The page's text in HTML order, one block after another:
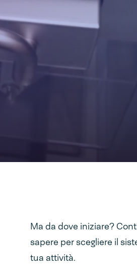
Ma da dove iniziare?
sapere per scegliere il
tua attività.